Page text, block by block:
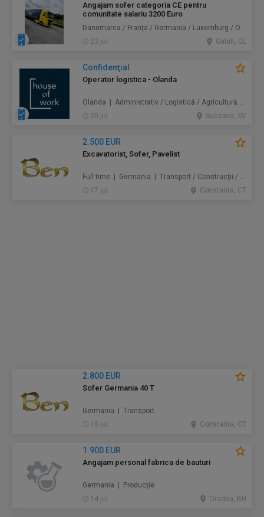
Angajam sofer categoria CE pentru
comunitate salariu 3200 Euro
Danemarca / Franța / Germania / Luxemburg / Olanda | Transport
23 jul.
Galati, GL
Confidenţial
Operator logistica - Olanda
Olanda | Administrativ / Logistică / Agricultură / Silvicultură / Prestări servicii / Producție /
20 jul.
Suceava, SV
2.500 EUR
Excavatorist, Sofer, Pavelist
Full time | Germania | Transport / Construcţii / Amenajări
17 jul.
Constanta, CT
2.800 EUR
Sofer Germania 40 T
Germania | Transport
15 jul.
Constanta, CT
1.900 EUR
Angajam personal fabrica de bauturi
Germania | Producție
14 jul.
Oradea, BH